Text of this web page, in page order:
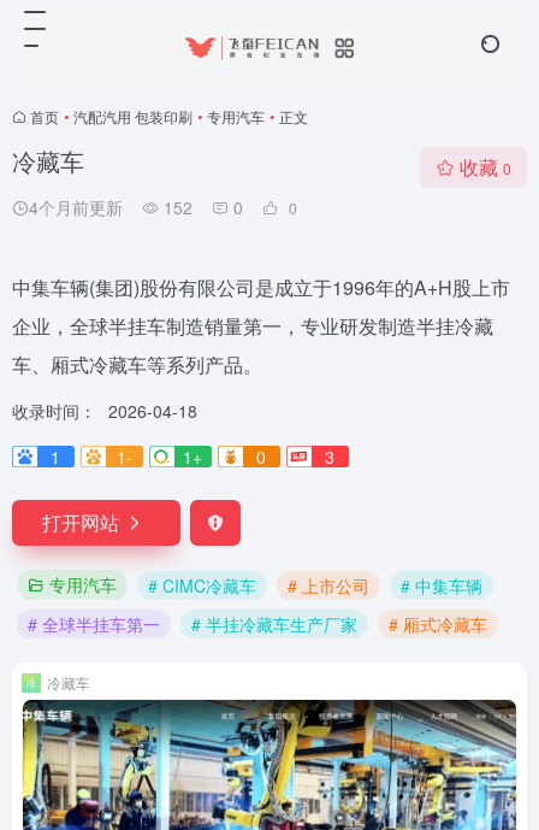
首页 • 汽配汽用 包装印刷 • 专用汽车 • 正文
冷藏车
4个月前更新 152 0 0
收藏 0
中集车辆(集团)股份有限公司是成立于1996年的A+H股上市
企业，全球半挂车制造销量第一，专业研发制造半挂冷藏
车、厢式冷藏车等系列产品。
收录时间：
2026-04-18
1
1- 1+ 0 3
打开网站
专用汽车 # CIMC冷藏车 # 上市公司
# 中集车辆
# 全球半挂车第一
# 半挂冷藏车生产厂家 # 厢式冷藏车
冷藏车